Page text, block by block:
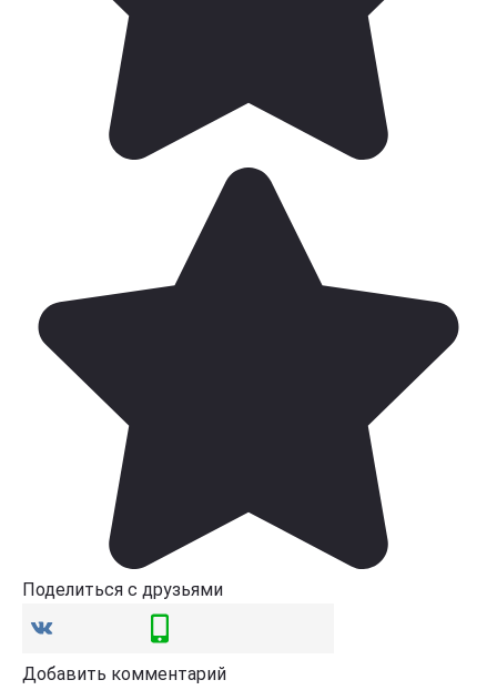
Поделиться с друзьями
Добавить комментарий